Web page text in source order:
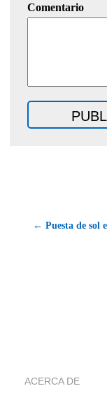
Comentario
← Puesta de sol
ACERCA DE